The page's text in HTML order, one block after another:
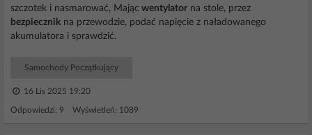
szczotek i nasmarować, Mając wentylator na stole, przez
bezpiecznik na przewodzie, podać napięcie z naładowanego
akumulatora i sprawdzić.
Samochody Początkujący
16 Lis 2025 19:20
Odpowiedzi: 9 Wyświetleń: 1089